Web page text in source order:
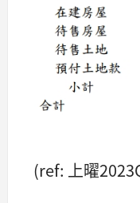
(ref: 上曜